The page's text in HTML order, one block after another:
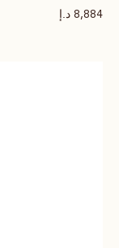
8,884 د.إ